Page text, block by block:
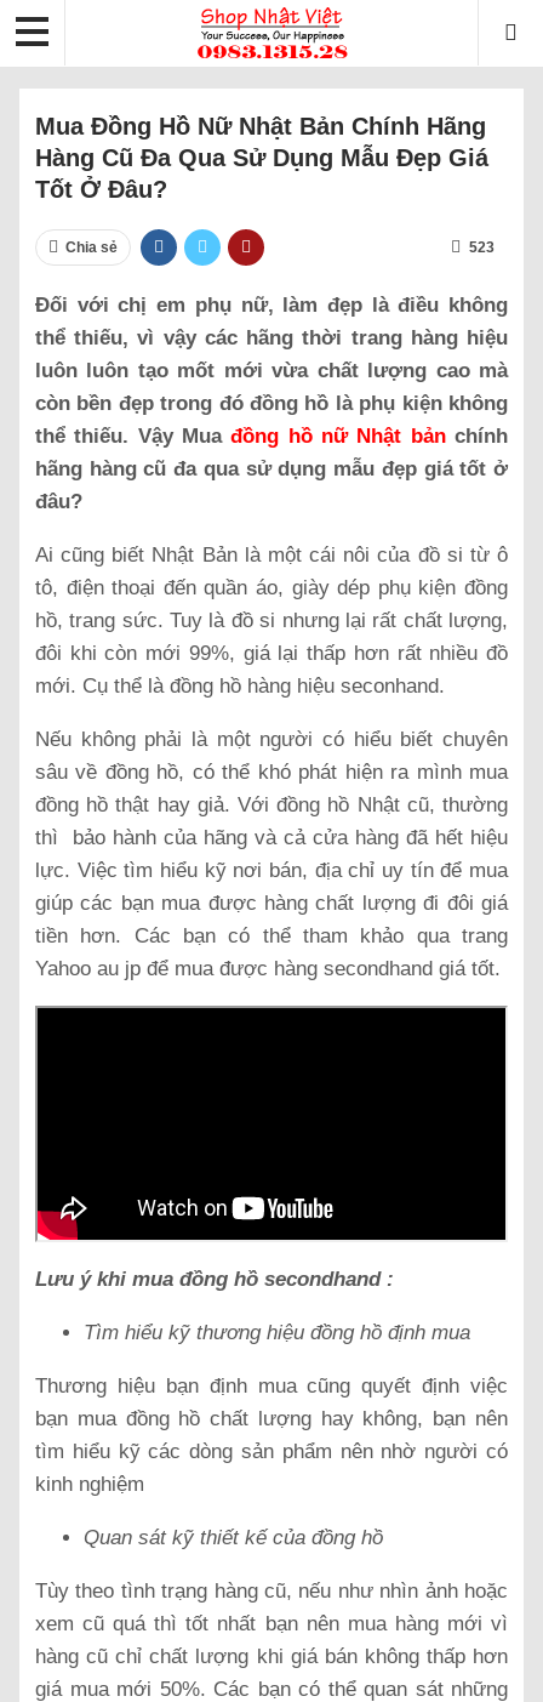
Mua Đồng Hồ Nữ Nhật Bản Chính Hãng
Hàng Cũ Đa Qua Sử Dụng Mẫu Đẹp Giá
Tốt Ở Đâu?
Chia sẻ 523
Đối với chị em phụ nữ, làm đẹp là điều không
thể thiếu, vì vậy các hãng thời trang hàng hiệu
luôn luôn tạo mốt mới vừa chất lượng cao mà
còn bền đẹp trong đó đồng hồ là phụ kiện không
thể thiếu. Vậy Muađồng hồ nữ Nhật bảnchính
hãng hàng cũ đa qua sử dụng mẫu đẹp giá tốt ở
đâu?
Ai cũng biết Nhật Bản là một cái nôi của đồ si từ ô
tô, điện thoại đến quần áo, giày dép phụ kiện đồng
hồ, trang sức. Tuy là đồ si nhưng lại rất chất lượng,
đôi khi còn mới 99%, giá lại thấp hơn rất nhiều đồ
mới. Cụ thể là đồng hồ hàng hiệu seconhand.
Nếu không phải là một người có hiểu biết chuyên
sâu về đồng hồ, có thể khó phát hiện ra mình mua
đồng hồ thật hay giả. Với đồng hồ Nhật cũ, thường
thì bảo hành của hãng và cả cửa hàng đã hết hiệu
lực. Việc tìm hiểu kỹ nơi bán, địa chỉ uy tín để mua
giúp các bạn mua được hàng chất lượng đi đôi giá
tiền hơn. Các bạn có thể tham khảo qua trang
Yahoo au jp để mua được hàng secondhand giá tốt.
Lưu ý khi mua đồng hồ secondhand :
Tìm hiểu kỹ thương hiệu đồng hồ định mua
Thương hiệu bạn định mua cũng quyết định việc
bạn mua đồng hồ chất lượng hay không, bạn nên
tìm hiểu kỹ các dòng sản phẩm nên nhờ người có
kinh nghiệm
Quan sát kỹ thiết kế của đồng hồ
Tùy theo tình trạng hàng cũ, nếu như nhìn ảnh hoặc
xem cũ quá thì tốt nhất bạn nên mua hàng mới vì
hàng cũ chỉ chất lượng khi giá bán không thấp hơn
giá mua mới 50%. Các bạn có thể quan sát những